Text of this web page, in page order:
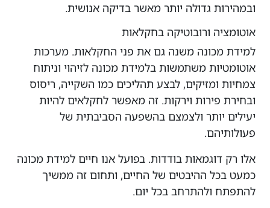
ובמהירות גדולה יותר מאשר בדיקה אנושית.
אוטומציה ורובוטיקה בחקלאות
למידת מכונה משנה גם את פני החקלאות. מערכות
אוטומטיות משתמשות בלמידת מכונה לזיהוי וניתוח
צמחיות ומזיקים, לבצע תהליכים כמו השקייה, ריסוס
ובחירת פירות וירקות. זה מאפשר לחקלאים להיות
יעילים יותר ולצמצם בהשפעה הסביבתית של
פעולותיהם.
אלו רק דוגמאות בודדות. בפועל אנו חיים למידת מכונה
כמעט בכל ההיבטים של החיים, ותחום זה ממשיך
להתפתח ולהתרחב בכל יום.